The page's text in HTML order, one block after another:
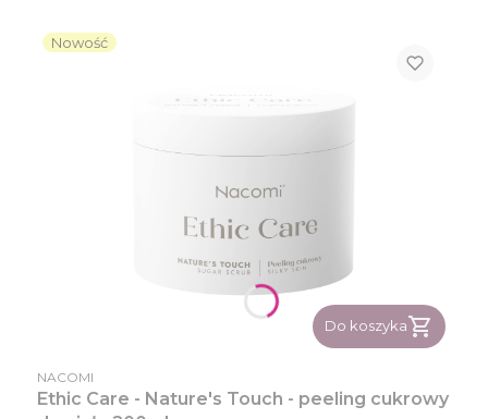
Nowość
Do koszyka
PRODUCENT
NACOMI
Ethic Care - Nature's Touch - peeling cukrowy